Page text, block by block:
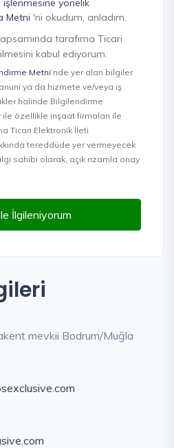
Metni 'ni okudum, anladım.
tarafıma Ticari
kabul ediyorum.
Metni’nde yer alan bilgiler
ya da hizmete ve/veya iş
halinde Bilgilendirme
özellikle inşaat firmaları ile
Ticari Elektronik İleti
tereddüde yer vermeyecek
sahibi olarak, açık rızamla onay
İlgileniyorum
mevkii Bodrum/Muğla